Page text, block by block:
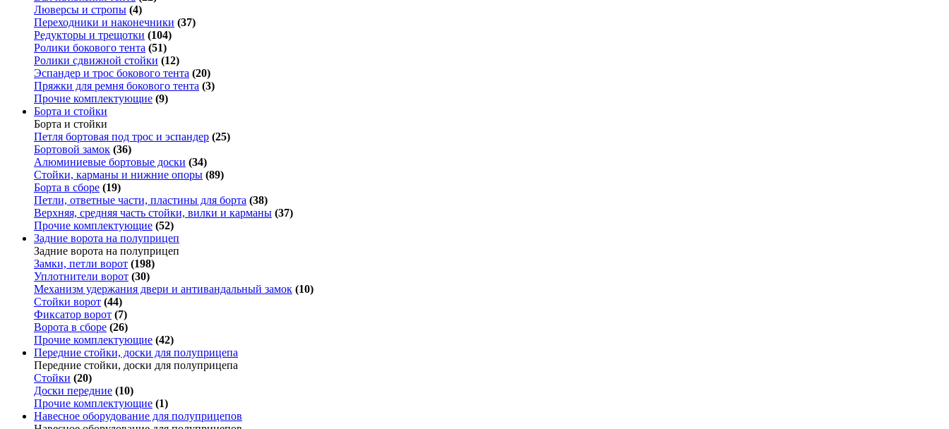
Люверсы и стропы (4)
Переходники и наконечники (37)
Редукторы и трещотки (104)
Ролики бокового тента (51)
Ролики сдвижной стойки (12)
Эспандер и трос бокового тента (20)
Пряжки для ремня бокового тента (3)
Прочие комплектующие (9)
Борта и стойки
Борта и стойки
Петля бортовая под трос и эспандер (25)
Бортовой замок (36)
Алюминиевые бортовые доски (34)
Стойки, карманы и нижние опоры (89)
Борта в сборе (19)
Петли, ответные части, пластины для борта (38)
Верхняя, средняя часть стойки, вилки и карманы (37)
Прочие комплектующие (52)
Задние ворота на полуприцеп
Задние ворота на полуприцеп
Замки, петли ворот (198)
Уплотнители ворот (30)
Механизм удержания двери и антивандальный замок (10)
Стойки ворот (44)
Фиксатор ворот (7)
Ворота в сборе (26)
Прочие комплектующие (42)
Передние стойки, доски для полуприцепа
Передние стойки, доски для полуприцепа
Стойки (20)
Доски передние (10)
Прочие комплектующие (1)
Навесное оборудование для полуприцепов